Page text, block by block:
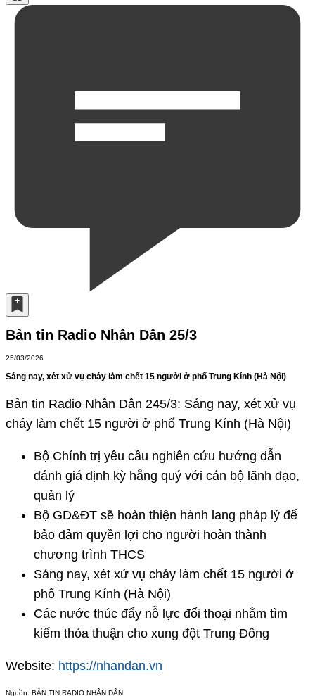
Bản tin Radio Nhân Dân 25/3
25/03/2026
Sáng nay, xét xử vụ cháy làm chết 15 người ở phố Trung Kính (Hà Nội)
Bản tin Radio Nhân Dân 245/3: Sáng nay, xét xử vụ
cháy làm chết 15 người ở phố Trung Kính (Hà Nội)
Bộ Chính trị yêu cầu nghiên cứu hướng dẫn
đánh giá định kỳ hằng quý với cán bộ lãnh đạo,
quản lý
Bộ GD&ĐT sẽ hoàn thiện hành lang pháp lý để
bảo đảm quyền lợi cho người hoàn thành
chương trình THCS
Sáng nay, xét xử vụ cháy làm chết 15 người ở
phố Trung Kính (Hà Nội)
Các nước thúc đẩy nỗ lực đối thoại nhằm tìm
kiếm thỏa thuận cho xung đột Trung Đông
Website: https://nhandan.vn
Nguồn: BẢN TIN RADIO NHÂN DÂN